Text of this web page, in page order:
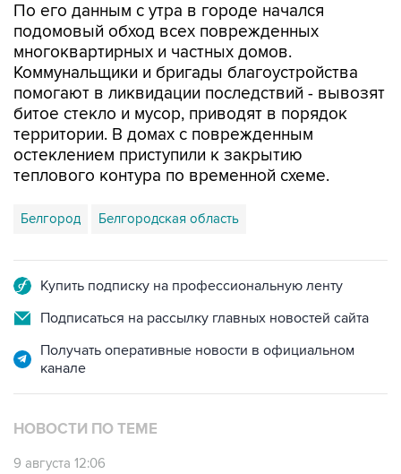
По его данным с утра в городе начался
подомовый обход всех поврежденных
многоквартирных и частных домов.
Коммунальщики и бригады благоустройства
помогают в ликвидации последствий - вывозят
битое стекло и мусор, приводят в порядок
территории. В домах с поврежденным
остеклением приступили к закрытию
теплового контура по временной схеме.
Белгород Белгородская область
Купить подписку на профессиональную ленту
Подписаться на рассылку главных новостей сайта
Получать оперативные новости в официальном
канале
НОВОСТИ ПО ТЕМЕ
9 августа 12:06